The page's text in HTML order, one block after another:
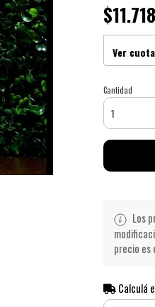
Ver
Cantidad
Los
precio es
Calculá